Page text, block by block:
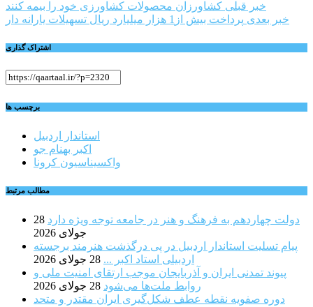
راهبری
نوشته
خبر قبلی کشاورزان محصولات کشاورزی خود را بیمه کنند
خبر بعدی پرداخت بیش از1 هزار میلیارد ریال تسهیلات یارانه دار
اشتراک گذاری
برچسب ها
استاندار اردبیل
اکبر بهنام جو
واکسیناسیون کرونا
مطالب مرتبط
دولت چهاردهم به فرهنگ و هنر در جامعه توجه ویژه دارد 28
جولای 2026
پیام تسلیت استاندار اردبیل در پی درگذشت هنرمند برجسته
اردبیلی استاد اکبر ... 28 جولای 2026
پیوند تمدنی ایران و آذربایجان موجب ارتقای امنیت ملی و
روابط ملت‌ها می‌شود 28 جولای 2026
دوره صفویه نقطه عطف شکل‌گیری ایران مقتدر و متحد